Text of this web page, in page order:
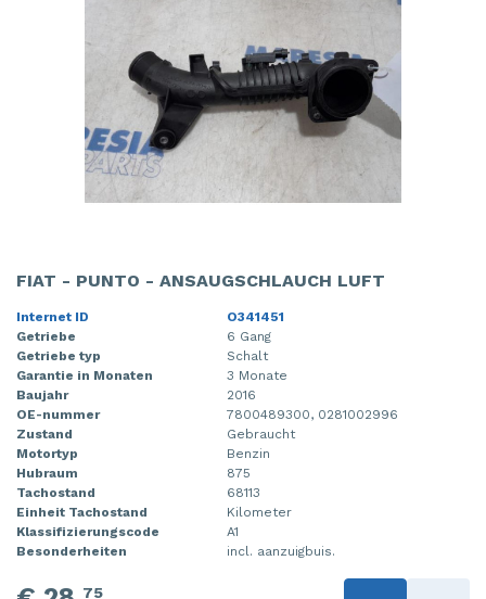
FIAT - PUNTO - ANSAUGSCHLAUCH LUFT
Internet ID
O341451
Getriebe
6 Gang
Getriebe typ
Schalt
Garantie in Monaten
3 Monate
Baujahr
2016
OE-nummer
7800489300, 0281002996
Zustand
Gebraucht
Motortyp
Benzin
Hubraum
875
Tachostand
68113
Einheit Tachostand
Kilometer
Klassifizierungscode
A1
Besonderheiten
incl. aanzuigbuis.
75